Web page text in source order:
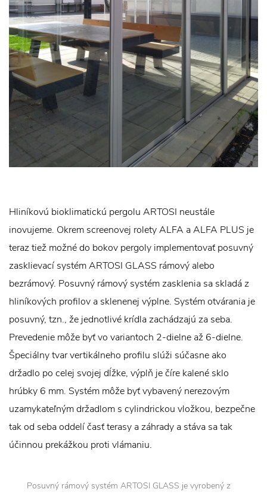
Hliníkovú bioklimatickú pergolu ARTOSI neustále
inovujeme. Okrem screenovej rolety ALFA a ALFA PLUS je
teraz tiež možné do bokov pergoly implementovať posuvný
zasklievací systém ARTOSI GLASS rámový alebo
bezrámový. Posuvný rámový systém zasklenia sa skladá z
hliníkových profilov a sklenenej výplne. Systém otvárania je
posuvný, tzn., že jednotlivé krídla zachádzajú za seba.
Prevedenie môže byť vo variantoch 2-dielne až 6-dielne.
Špeciálny tvar vertikálneho profilu slúži súčasne ako
držadlo po celej svojej dĺžke, výplň je číre kalené sklo
hrúbky 6 mm. Systém môže byť vybavený nerezovým
uzamykateľným držadlom s cylindrickou vložkou, bezpečne
tak od seba oddelí časť terasy a záhrady a stáva sa tak
účinnou prekážkou proti vlámaniu.
Posuvný rámový systém ARTOSI GLASS je vyrobený z